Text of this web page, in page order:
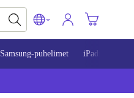
Samsung-puhelimet iPadit